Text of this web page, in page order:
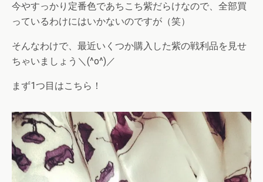
今やすっかり定番色であちこち紫だらけなので、全部買
っているわけにはいかないのですが（笑）
そんなわけで、最近いくつか購入した紫の戦利品を見せ
ちゃいましょう＼(^o^)／
まず1つ目はこちら！